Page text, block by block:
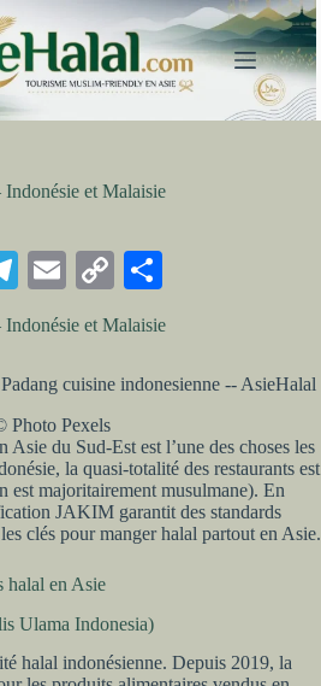
et Malaisie
Te
le
a
m
E
m
C
op
Li er
et Malaisie
Photo Pexels
Asie du Sud-Est est l’une des choses les
la quasi-totalité des restaurants est
est majoritairement musulmane). En
JAKIM garantit des standards
clés pour manger halal partout en Asie.
halal en Asie
Ulama Indonesia)
halal indonésienne. Depuis 2019, la